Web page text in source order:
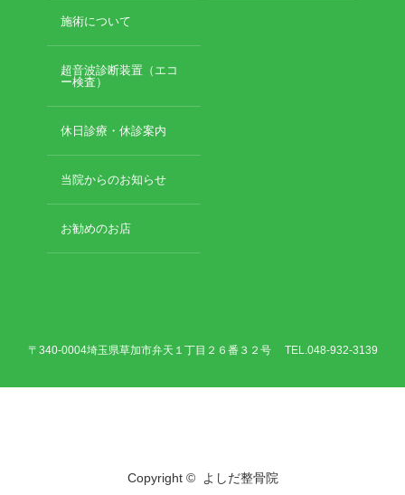
施術について
超音波診断装置（エコ
ー検査）
休日診療・休診案内
当院からのお知らせ
お勧めのお店
〒340-0004埼玉県草加市弁天１丁目２６番３２号 TEL.048-932-3139
Copyright © よしだ整骨院